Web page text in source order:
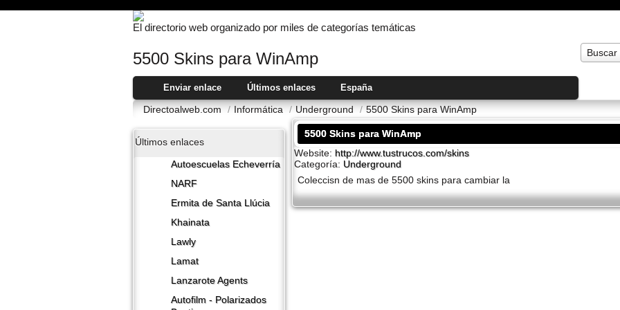
El directorio web organizado por miles de categorías temáticas
Buscar
5500 Skins para WinAmp
Enviar enlace Últimos enlaces España
Directoalweb.com / Informática / Underground / 5500 Skins para WinAmp
Últimos enlaces
Autoescuelas Echeverría
NARF
Ermita de Santa Llúcia
Khainata
Lawly
Lamat
Lanzarote​ Agents
Autofilm - Polarizados
5500 Skins para WinAmp
Website: http://www.tustrucos.com/skins
Categoría: Underground
Coleccisn de mas de 5500 skins para cambiar la